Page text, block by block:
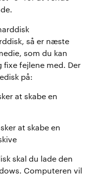
så er næste
som du kan
fejlene med. Der
på:
at skabe en
at skabe en
skal du lade den
Computeren vil